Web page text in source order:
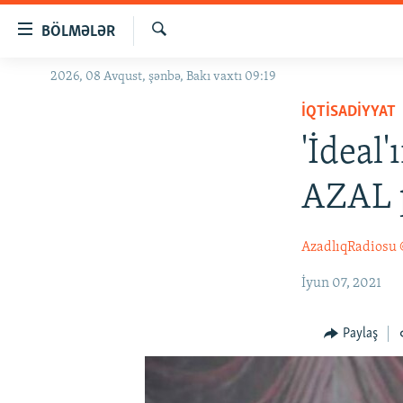
BÖLMƏLƏR
GÜNDƏM
Axtar
2026, 08 Avqust, şənbə, Bakı vaxtı 09:19
İQTISADIYYAT
AZAL
AzadlıqRadiosu
İyun 07, 2021
Paylaş